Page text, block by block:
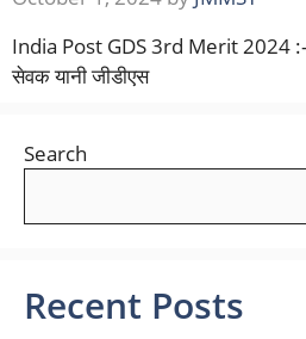
India Post GDS 3rd Merit 2024 :-
सेवक यानी जीडीएस
Search
Recent Posts